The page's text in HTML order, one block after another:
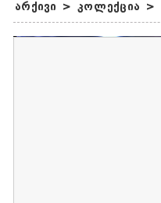
არქივი > კოლექცია >